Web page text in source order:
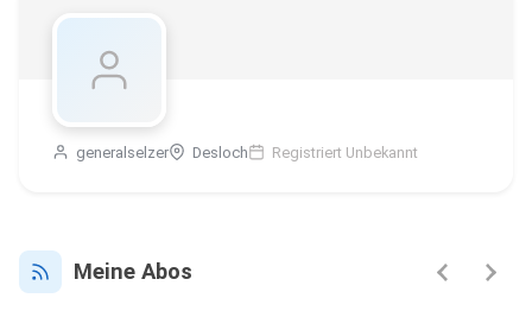
generalselzer Desloch Registriert Unbekannt
Meine Abos